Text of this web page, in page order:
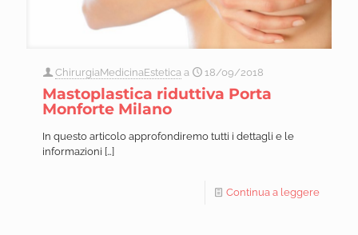
ChirurgiaMedicinaEstetica a 18/09/2018
Mastoplastica riduttiva Porta
Monforte Milano
In questo articolo approfondiremo tutti i dettagli e le
informazioni […]
Continua a leggere